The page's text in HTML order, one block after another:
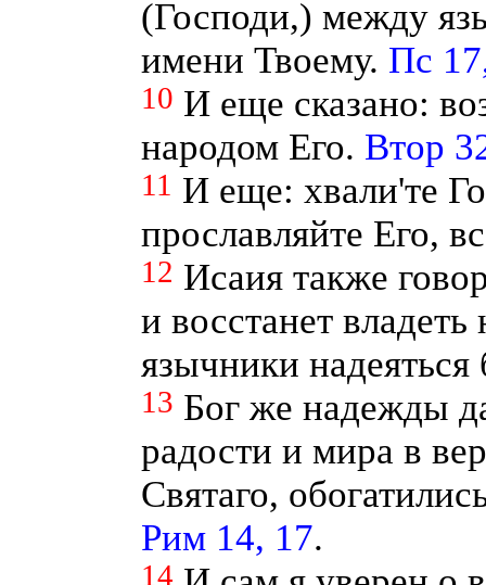
(Господи,) между
имени Твоему. Пс
10 И еще сказано:
народом Его. Втор
11 И еще: хвали'те
прославляйте Его,
12 Исаия также
и восстанет
язычники надеяться
13 Бог же надежды
радости и мира в
Святаго,
Рим 14, 17.
14